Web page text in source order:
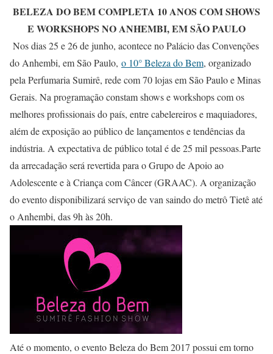
BELEZA DO BEM COMPLETA 10 ANOS COM SHOWS
E WORKSHOPS NO ANHEMBI, EM SÃO PAULO
Nos dias 25 e 26 de junho, acontece no Palácio das Convenções
do Anhembi, em São Paulo, o 10° Beleza do Bem, organizado
pela Perfumaria Sumirê, rede com 70 lojas em São Paulo e Minas
Gerais. Na programação constam shows e workshops com os
melhores profissionais do país, entre cabelereiros e maquiadores,
além de exposição ao público de lançamentos e tendências da
indústria. A expectativa de público total é de 25 mil pessoas.Parte
da arrecadação será revertida para o Grupo de Apoio ao
Adolescente e à Criança com Câncer (GRAAC). A organização
do evento disponibilizará serviço de van saindo do metrô Tietê até
o Anhembi, das 9h às 20h.
Até o momento, o evento Beleza do Bem 2017 possui em torno